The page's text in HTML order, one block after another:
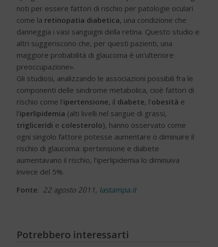
noti per essere fattori di rischio per patologie oculari
come la retinopatia diabetica, una condizione che
danneggia i vasi sanguigni della retina. Questo studio e
altri suggeriscono che, per questi pazienti, una
maggiore probabilità di glaucoma è un’ulteriore
preoccupazione».
Gli studiosi, analizzando le associazioni possibili fra le
componenti delle sindrome metabolica, cioè fattori di
rischio come l’ipertensione, il diabete, l’obesità e
l’iperlipidemia (alti livelli nel sangue di grassi,
trigliceridi e colesterolo), hanno osservato come
ogni singolo fattore potesse aumentare o diminuire il
rischio di glaucoma: ipertensione e diabete
aumentavano il rischio, l’iperlipidemia lo diminuiva
invece del 5%.
Fonte: 22 agosto 2011, lastampa.it
Potrebbero interessarti